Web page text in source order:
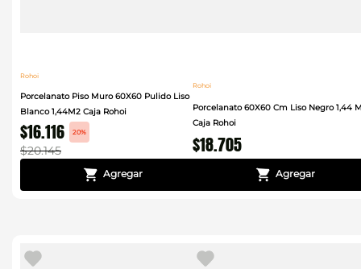
Rohoi
Porcelanato Piso Muro 60X60 Pulido Liso
Blanco 1,44M2 Caja Rohoi
$16.116 20%
$20.145
Rohoi
Porcelanato 60X60 Cm Liso Negro 1,44
Caja Rohoi
$18.705